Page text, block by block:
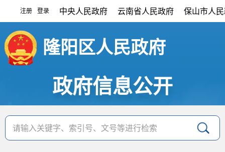
注册 登录 中央人民政府 云南省人民政府 保山市人
隆阳区人民政府
政府信息公开